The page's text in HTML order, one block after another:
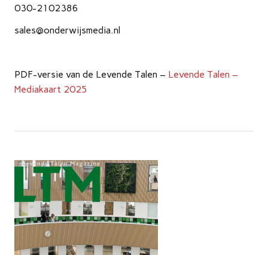
030-2102386
sales@onderwijsmedia.nl
PDF-versie van de Levende Talen – Levende Talen –
Mediakaart 2025